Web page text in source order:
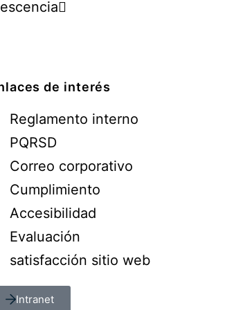
de interés
Reglamento interno
PQRSD
Correo corporativo
Cumplimiento
Accesibilidad
Evaluación
satisfacción sitio web
Intranet